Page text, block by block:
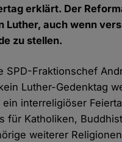
erklärt. Der
Luther, auch wenn
zu stellen.
SPD-Fraktionschef
Luther-Gedenktag
interreligiöser
für Katholiken,
weiterer